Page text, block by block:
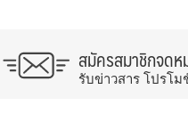
สมัครสมาชิกจดห
รับข่าวสาร โปรโ